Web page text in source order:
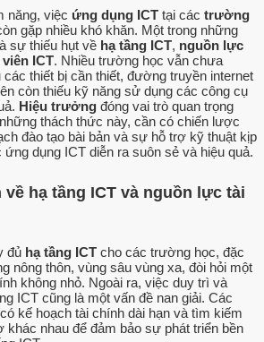
năng, việc ứng dụng ICT tại các trường
gặp nhiều khó khăn. Một trong những
sự thiếu hụt về hạ tầng ICT, nguồn lực
ICT. Nhiều trường học vẫn chưa
thiết bị cần thiết, đường truyền internet
còn thiếu kỹ năng sử dụng các công cụ
Hiệu trưởng đóng vai trò quan trọng
thách thức này, cần có chiến lược
đào tạo bài bản và sự hỗ trợ kỹ thuật kịp
dụng ICT diễn ra suôn sẻ và hiệu quả.
về hạ tầng ICT và nguồn lực tài
đủ hạ tầng ICT cho các trường học, đặc
nông thôn, vùng sâu vùng xa, đòi hỏi một
không nhỏ. Ngoài ra, việc duy trì và
ICT cũng là một vấn đề nan giải. Các
kế hoạch tài chính dài hạn và tìm kiếm
khác nhau để đảm bảo sự phát triển bền